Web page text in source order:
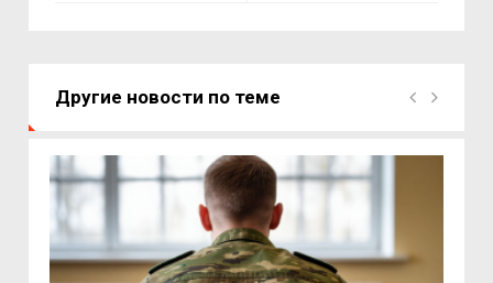
Другие новости по теме